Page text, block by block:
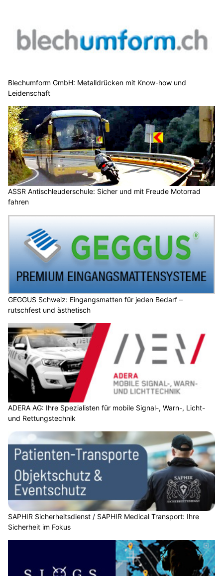
Blechumform GmbH: Metalldrücken mit Know-how und
Leidenschaft
ASSR Antischleuderschule: Sicher und mit Freude Motorrad
fahren
GEGGUS Schweiz: Eingangsmatten für jeden Bedarf –
rutschfest und ästhetisch
ADERA AG: Ihre Spezialisten für mobile Signal-, Warn-, Licht-
und Rettungstechnik
SAPHIR Sicherheitsdienst / SAPHIR Medical Transport: Ihre
Sicherheit im Fokus